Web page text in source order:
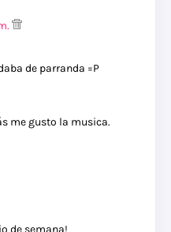
de parranda =P
me gusto la musica.